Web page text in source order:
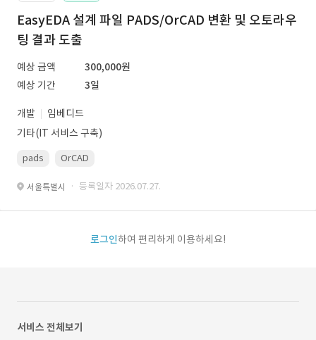
EasyEDA 설계 파일 PADS/OrCAD 변환 및 오토라우
팅 결과 도출
예상 금액
300,000원
예상 기간
3일
개발
임베디드
기타(IT 서비스 구축)
pads OrCAD
서울특별시 · 등록일자 2026.07.27.
로그인하여 편리하게 이용하세요!
서비스 전체보기